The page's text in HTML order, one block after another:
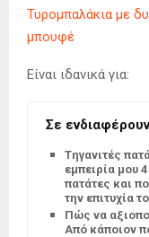
Τυρομπαλάκια με
μπουφέ
Είναι ιδανικά για:
Σε ενδιαφέρουν
Tηγανιτές
εμπειρία μου
πατάτες και
την επιτυχία
Πώς να
Από κάποιον